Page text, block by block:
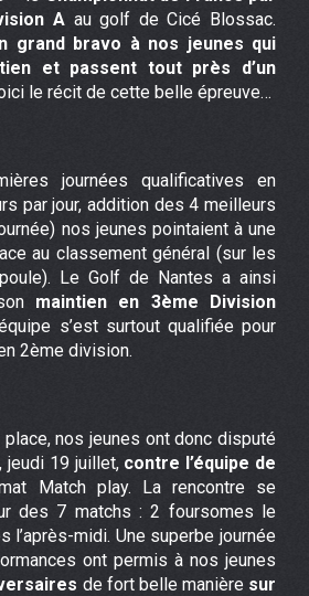
A au golf de Cicé Blossac.
grand bravo à nos jeunes qui
et passent tout près d’un
le récit de cette belle épreuve…
journées qualificatives en
par jour, addition des 4 meilleurs
nos jeunes pointaient à une
au classement général (sur les
Le Golf de Nantes a ainsi
maintien en 3ème Division
s’est surtout qualifiée pour
2ème division.
nos jeunes ont donc disputé
, jeudi 19 juillet, contre l’équipe de
Match play. La rencontre se
des 7 matchs : 2 foursomes le
l’après-midi. Une superbe journée
ont permis à nos jeunes
de fort belle manière sur